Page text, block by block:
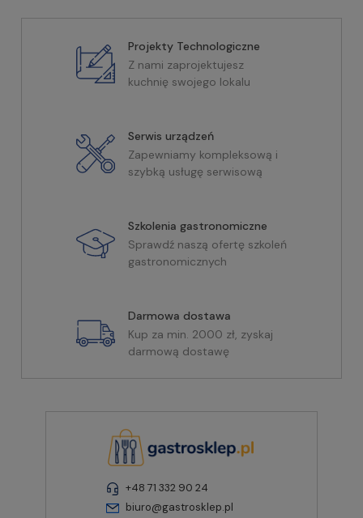
Projekty Technologiczne
Z nami zaprojektujesz
kuchnię swojego lokalu
Serwis urządzeń
Zapewniamy kompleksową i
szybką usługę serwisową
Szkolenia gastronomiczne
Sprawdź naszą ofertę szkoleń
gastronomicznych
Darmowa dostawa
Kup za min. 2000 zł, zyskaj
darmową dostawę
+48 71 332 90 24
biuro@gastrosklep.pl